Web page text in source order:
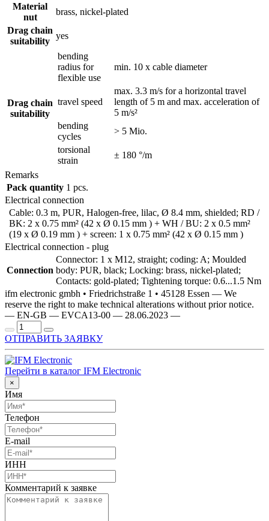
Material
nut
brass, nickel-plated
Drag chain
suitability
yes
Drag chain
suitability
bending
radius for
flexible use
min. 10 x cable diameter
travel speed
max. 3.3 m/s for a horizontal travel
length of 5 m and max. acceleration of
5 m/s²
bending
cycles
> 5 Mio.
torsional
strain
± 180 °/m
Remarks
Pack quantity 1 pcs.
Electrical connection
Cable: 0.3 m, PUR, Halogen-free, lilac, Ø 8.4 mm, shielded; RD /
BK: 2 x 0.75 mm² (42 x Ø 0.15 mm ) + WH / BU: 2 x 0.5 mm²
(19 x Ø 0.19 mm ) + screen: 1 x 0.75 mm² (42 x Ø 0.15 mm )
Electrical connection - plug
Connection
Connector: 1 x M12, straight; coding: A; Moulded
body: PUR, black; Locking: brass, nickel-plated;
Contacts: gold-plated; Tightening torque: 0.6...1.5 Nm
ifm electronic gmbh • Friedrichstraße 1 • 45128 Essen — We
reserve the right to make technical alterations without prior notice.
— EN-GB — EVCA13-00 — 28.06.2023 —
ОТПРАВИТЬ ЗАЯВКУ
Перейти в каталог IFM Electronic
×
Имя
Телефон
E-mail
ИНН
Комментарий к заявке